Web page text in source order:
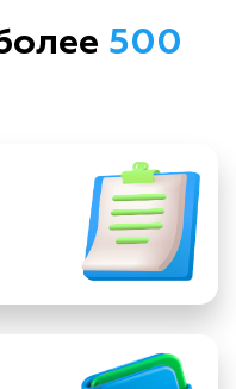
500